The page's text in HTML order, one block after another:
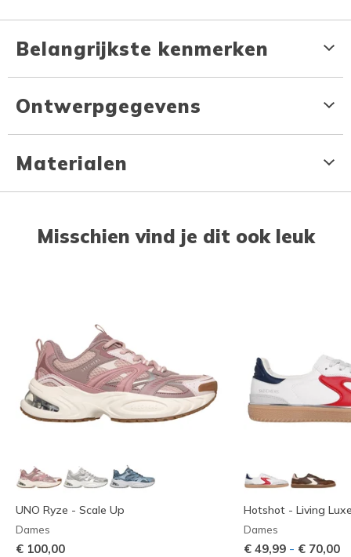
Belangrijkste kenmerken
Ontwerpgegevens
Materialen
Misschien vind je dit ook leuk
UNO Ryze - Scale Up
Dames
€ 100,00
Hotshot - Living
Dames
€ 49,99 - € 70,00